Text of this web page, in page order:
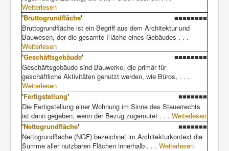
Weiterlesen
'Bruttogrundfläche'
■■■■■■■■
Bruttogrundfläche ist ein Begriff aus dem Architektur und
Bauwesen, der die gesamte Fläche eines Gebäudes . . .
Weiterlesen
'Geschäftsgebäude'
■■■■■■■■
Geschäftsgebäude sind Bauwerke, die primär für
geschäftliche Aktivitäten genutzt werden, wie Büros, . . .
Weiterlesen
'Fertigstellung'
■■■■■■■
Die Fertigstellung einer Wohnung im Sinne des Steuerrechts
ist dann gegeben, wenn der Bezug zugemutet . . . Weiterlesen
'Nettogrundfläche'
■■■■■■■
Nettogrundfläche (NGF) bezeichnet im Architekturkontext die
Summe aller nutzbaren Flächen innerhalb . . . Weiterlesen